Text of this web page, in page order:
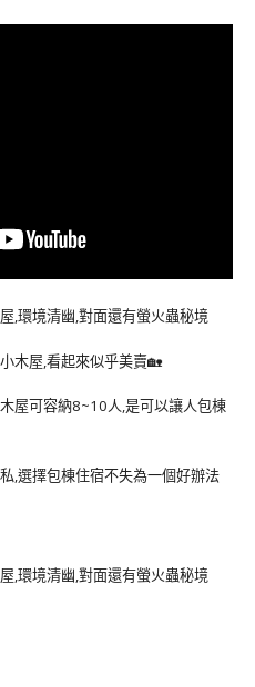
木屋,看起來似乎美賣🏡
屋可容納8~10人,是可以讓人包棟
,選擇包棟住宿不失為一個好辦法